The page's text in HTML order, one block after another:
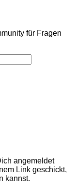
für Fragen
angemeldet
Link geschickt,
kannst.